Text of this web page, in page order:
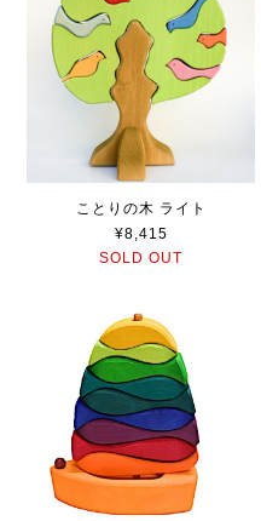
ことりの木 ライト
¥8,415
SOLD OUT